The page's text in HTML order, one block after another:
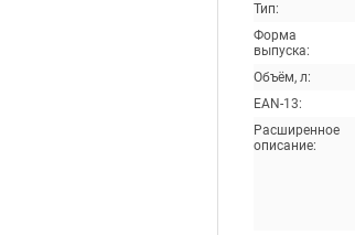
Тип:
Форма
выпуска:
Объём, л:
EAN-13:
Расширенное
описание: